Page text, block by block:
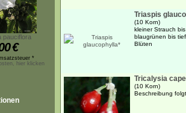
pauciflora
€
*
hier klicken
Triaspis
(10 Korn)
kleiner Strauch
blaugrünen bis
Blüten
Tricalysia
(10 Korn)
Beschreibung